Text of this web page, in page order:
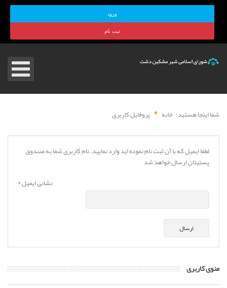
ورود
ثبت نام
شما اینجا هستید: خانه پروفایل کاربری
لطفا ایمیل که با آن ثبت نام نموده اید وارد نمایید. نام کاربری شما به صندوق
پستیتان ارسال خواهد شد
نشانی ایمیل*
ارسال
منوی کاربری